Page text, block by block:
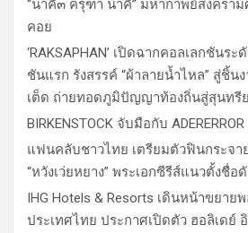
“นาคี๓ ครุฑา นาคี” มหากาพย์สงครา
คอย
‘RAKSAPHAN’ เปิดฉากคอลเลกชันร
ชันแรก รังสรรค์ “ผ้าลายน้ำไหล” สู่ชิ้
เต็ด ถ่ายทอดภูมิปัญญาท้องถิ่นสู่สุนทรี
BIRKENSTOCK จับมือกับ
แฟนคลับชาวไทย เตรียมตัวฟินกระจา
“หวังเว่ยหยาง” พระเอกซีรีส์แนวตั้งชื่อ
IHG Hotels & Resorts เดินหน้าขยาย
ประเทศไทย ประกาศเปิดตัว ฮอลิเดย์